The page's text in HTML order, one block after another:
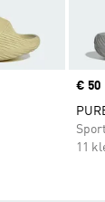
Price
€ 50
11